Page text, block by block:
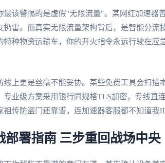
最该警惕的是虚假"无限流量"。某网红加速器
扔雷。而真实无限流量架构背后，是智能分
特种物资运输车，你的开火指令永远行驶在
线上更是丝毫不能妥协。某些免费工具会扫描
专业级方案采用银行同规格TLS加密，专线直
祖传防盗门还靠谱，连加速器客服都不知道
部署指南 三步重回战场中央